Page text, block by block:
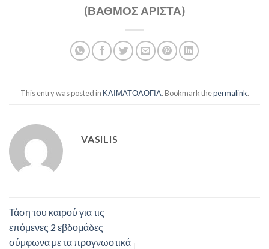
(ΒΑΘΜΟΣ ΑΡΙΣΤΑ)
This entry was posted in ΚΛΙΜΑΤΟΛΟΓΙΑ. Bookmark thepermalink.
VASILIS
Τάση του καιρού για τις
επόμενες 2 εβδομάδες
σύμφωνα με τα προγνωστικά